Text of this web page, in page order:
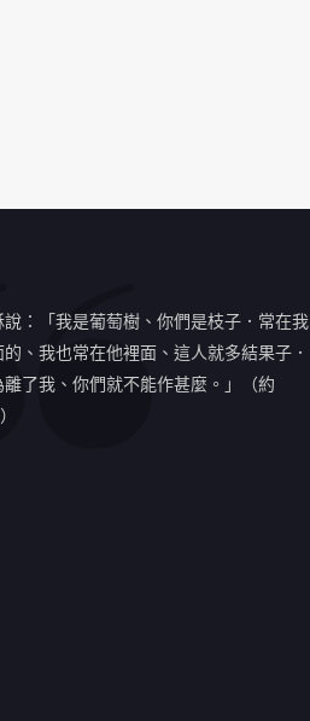
說：「我是葡萄樹、你們是枝子．常在我
的、我也常在他裡面、這人就多結果子．
離了我、你們就不能作甚麼。」（約